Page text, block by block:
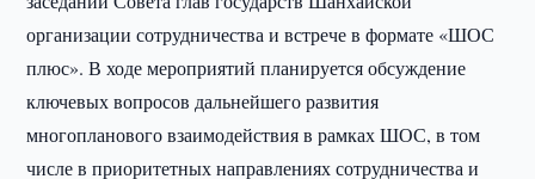
организации сотрудничества и встрече в формате «ШОС
плюс». В ходе мероприятий планируется обсуждение
ключевых вопросов дальнейшего развития
многопланового взаимодействия в рамках ШОС, в том
числе в приоритетных направлениях сотрудничества и